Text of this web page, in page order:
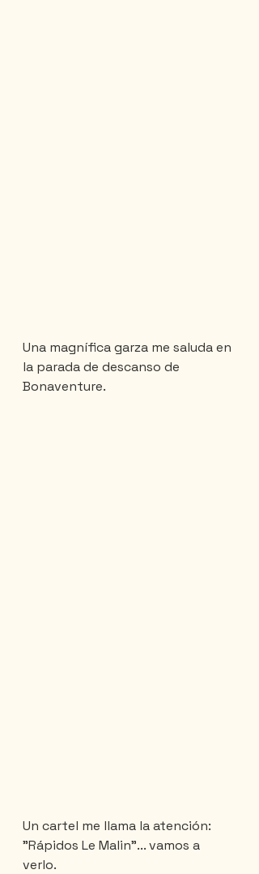
Una magnífica garza me saluda en
la parada de descanso de
Bonaventure.
Un cartel me llama la atención:
"Rápidos Le Malin"... vamos a
verlo.